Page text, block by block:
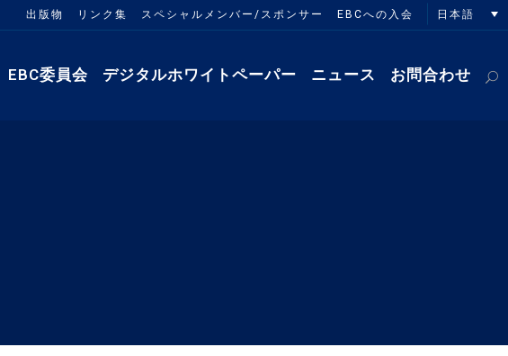
出版物 リンク集 スペシャルメンバー/スポンサー EBCへの入会 日本語
EBC委員会 デジタルホワイトペーパー ニュース お問合わせ